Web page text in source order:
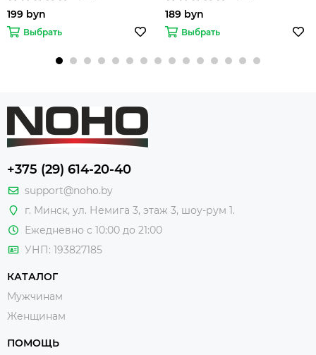
199 byn
Выбрать
189 byn
Выбрать
+375 (29) 614-20-40
support@noho.by
г. Минск, ул. Немига 3, этаж 3, шоу-рум 1.
Ежедневно с 10:00 до 21:00
УНП: 193827185
КАТАЛОГ
Мужчинам
Женщинам
ПОМОЩЬ